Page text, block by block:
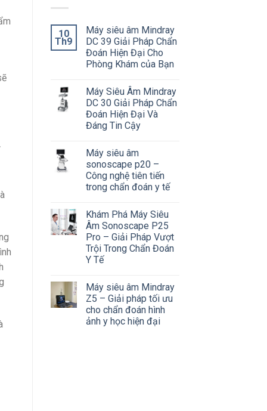
10
Th9
Máy siêu âm Mindray
DC 39 Giải Pháp Chẩn
Đoán Hiện Đại Cho
Phòng Khám của Bạn
Máy Siêu Âm Mindray
DC 30 Giải Pháp Chẩn
Đoán Hiện Đại Và
Đáng Tin Cậy
Máy siêu âm
sonoscape p20 –
Công nghệ tiên tiến
trong chẩn đoán y tế
Khám Phá Máy Siêu
Âm Sonoscape P25
Pro – Giải Pháp Vượt
Trội Trong Chẩn Đoán
Y Tế
Máy siêu âm Mindray
Z5 – Giải pháp tối ưu
cho chẩn đoán hình
ảnh y học hiện đại